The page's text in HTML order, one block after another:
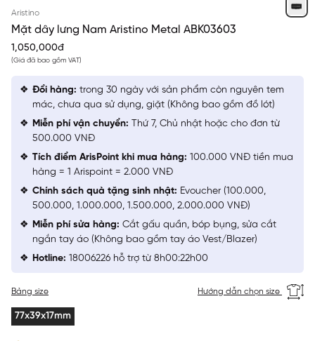
Aristino
Mặt dây lưng Nam Aristino Metal ABK03603
1,050,000đ
(Giá đã bao gồm VAT)
Bảng size Hướng dẫn chọn size
77x39x17mm
Đổi hàng: trong 30 ngày với sản phẩm còn nguyên tem
mác, chưa qua sử dụng, giặt (Không bao gồm đồ lót)
Miễn phí vận chuyển: Thứ 7, Chủ nhật hoặc cho đơn từ
500.000 VNĐ
Tích điểm ArisPoint khi mua hàng: 100.000 VNĐ tiền mua
hàng = 1 Arispoint = 2.000 VNĐ
Chính sách quà tặng sinh nhật: Evoucher (100.000,
500.000, 1.000.000, 1.500.000, 2.000.000 VNĐ)
Miễn phí sửa hàng: Cắt gấu quần, bóp bụng, sửa cắt
ngắn tay áo (Không bao gồm tay áo Vest/Blazer)
Hotline: 18006226 hỗ trợ từ 8h00:22h00